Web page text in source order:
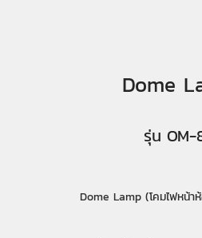
Dome
รุ่น OM-
Dome Lamp (โคมไฟหน้า